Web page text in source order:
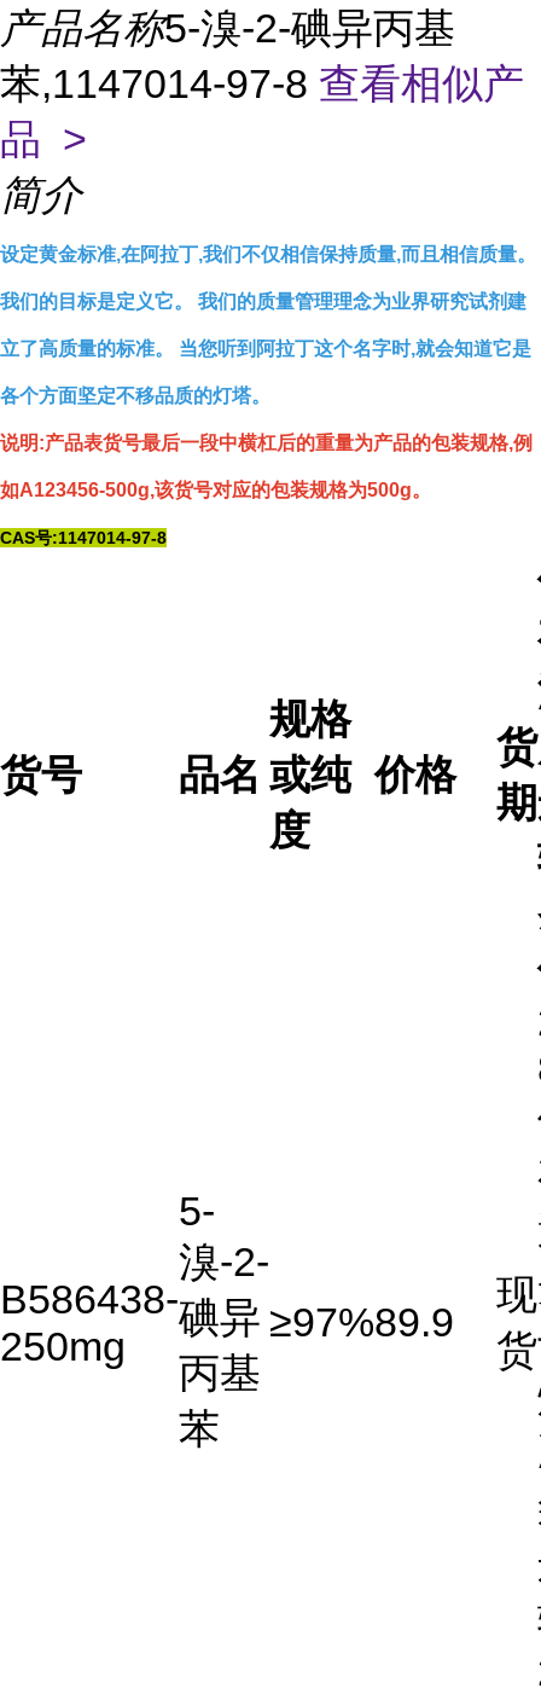
产品名称5-溴-2-碘异丙基
苯,1147014-97-8 查看相似产
品 >
简介
设定黄金标准,在阿拉丁,我们不仅相信保持质量,而且相信质量。
我们的目标是定义它。 我们的质量管理理念为业界研究试剂建
立了高质量的标准。 当您听到阿拉丁这个名字时,就会知道它是
各个方面坚定不移品质的灯塔。
说明:产品表货号最后一段中横杠后的重量为产品的包装规格,例
如A123456-500g,该货号对应的包装规格为500g。
CAS号:1147014-97-8
货号 品名
规格
或纯
度
价格
货
期
B586438-
250mg
5-
溴-2-
碘异
丙基
苯
≥97%89.9
现
货